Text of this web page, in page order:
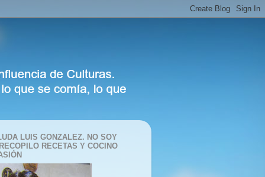
LUIS GONZALEZ. NO SOY
RECETAS Y COCINO